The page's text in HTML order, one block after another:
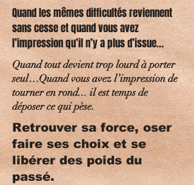
Quand les mêmes difficultés reviennent
sans cesse et quand vous avez
l’impression qu’il n’y a plus d’issue…
Quand tout devient trop lourd à porter
seul…Quand vous avez l’impression de
tourner en rond... il est temps de
déposer ce qui pèse.
Retrouver sa force, oser
faire ses choix et se
libérer des poids du
passé.